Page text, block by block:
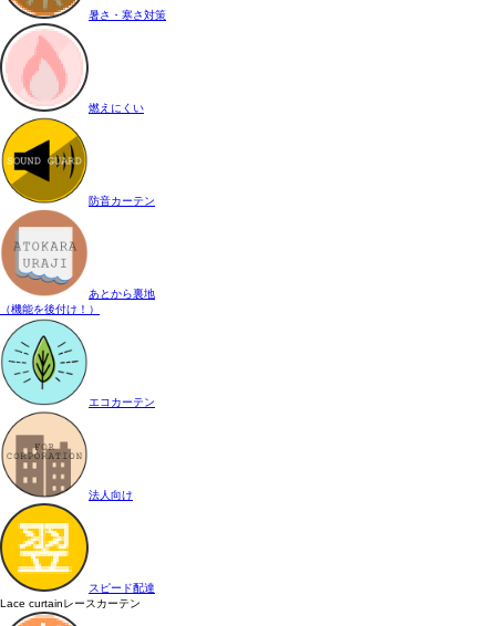
暑さ・寒さ対策
燃えにくい
防音カーテン
あとから裏地
（機能を後付け！）
エコカーテン
法人向け
スピード配達
Lace curtainレースカーテン